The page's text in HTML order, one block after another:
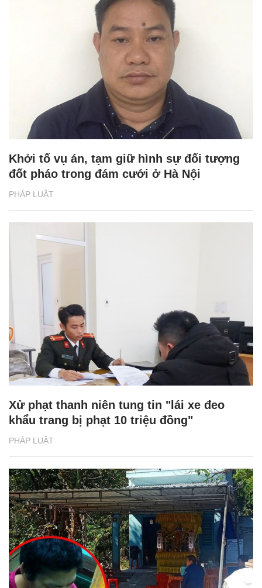
PHÁP LUẬT
Khởi tố vụ án, tạm giữ hình sự đối tượng
đốt pháo trong đám cưới ở Hà Nội
PHÁP LUẬT
Xử phạt thanh niên tung tin "lái xe đeo
khẩu trang bị phạt 10 triệu đồng"